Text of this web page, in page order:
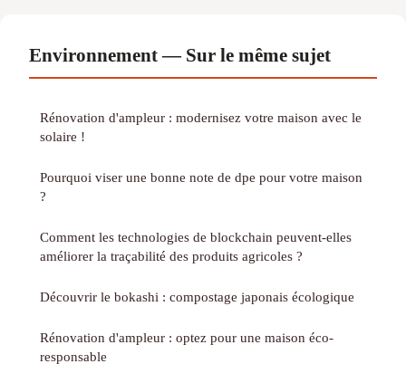
Environnement — Sur le même sujet
Rénovation d'ampleur : modernisez votre maison avec le
solaire !
Pourquoi viser une bonne note de dpe pour votre maison
?
Comment les technologies de blockchain peuvent-elles
améliorer la traçabilité des produits agricoles ?
Découvrir le bokashi : compostage japonais écologique
Rénovation d'ampleur : optez pour une maison éco-
responsable